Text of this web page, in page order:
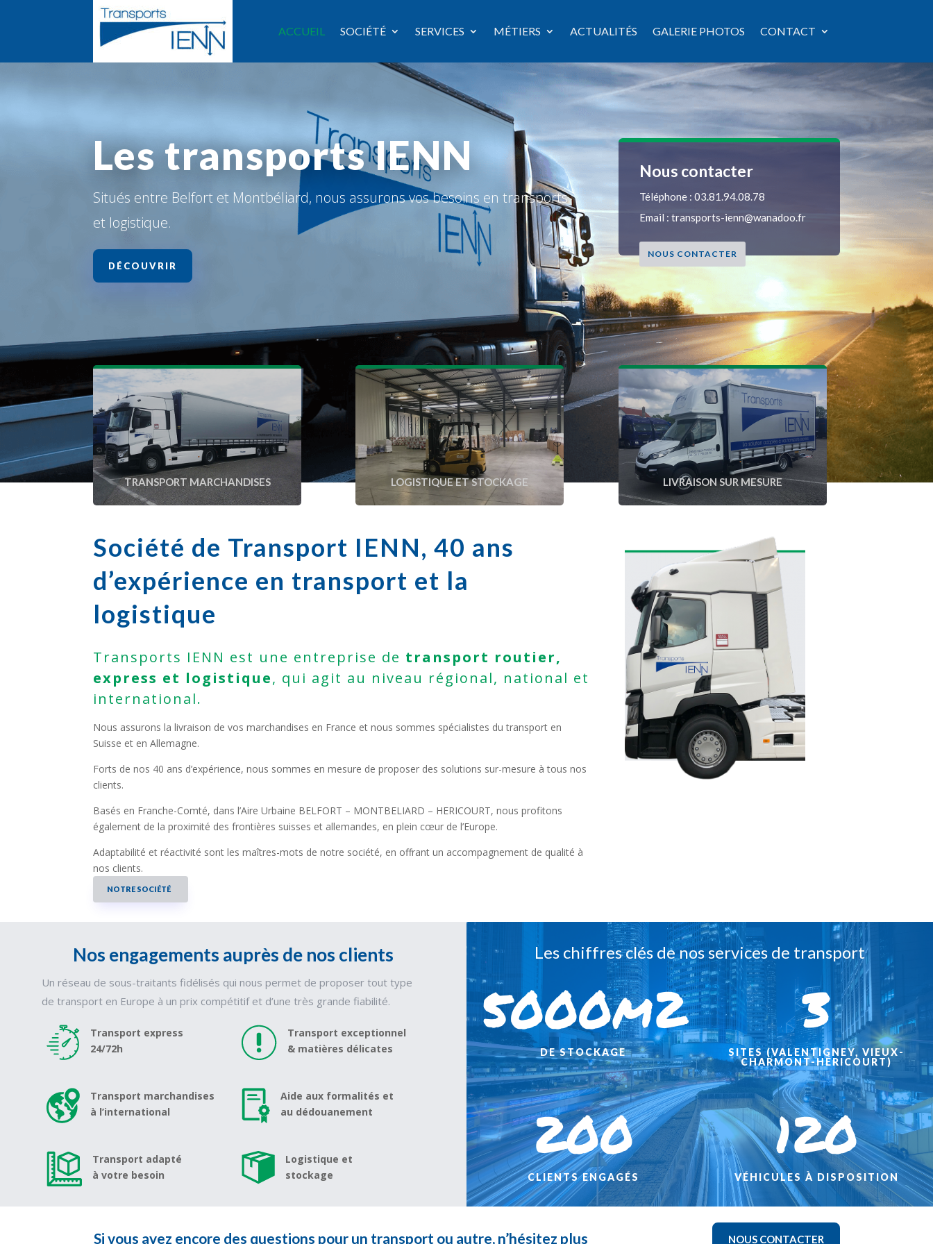
ACCUEIL SOCIÉTÉ SERVICES MÉTIERS ACTUALITÉS GALERIE PHOTOS CONTACT
Les transports IENN
Situés entre Belfort et Montbéliard, nous assurons vos besoins en transports
et logistique.
DÉCOUVRIR
Nous contacter
Téléphone : 03.81.94.08.78
Email : transports-ienn@wanadoo.fr
NOUS CONTACTER
TRANSPORT MARCHANDISES LOGISTIQUE ET STOCKAGE LIVRAISON SUR MESURE
Société de Transport IENN, 40 ans
d’expérience en transport et la
logistique
Transports IENN est une entreprise de transport routier,
express et logistique, qui agit au niveau régional, national et
international.
Nous assurons la livraison de vos marchandises en France et nous sommes spécialistes du transport en
Suisse et en Allemagne.
Forts de nos 40 ans d’expérience, nous sommes en mesure de proposer des solutions sur-mesure à tous nos
clients.
Basés en Franche-Comté, dans l’Aire Urbaine BELFORT – MONTBELIARD – HERICOURT, nous profitons
également de la proximité des frontières suisses et allemandes, en plein cœur de l’Europe.
Adaptabilité et réactivité sont les maîtres-mots de notre société, en offrant un accompagnement de qualité à
nos clients.
NOTRE SOCIÉTÉ
Nos engagements auprès de nos clients
Un réseau de sous-traitants fidélisés qui nous permet de proposer tout type
de transport en Europe à un prix compétitif et d’une très grande fiabilité.
Transport express
24/72h
Transport exceptionnel
& matières délicates
Transport marchandises
à l’international
Aide aux formalités et
au dédouanement
Transport adapté
à votre besoin
Logistique et
stockage
Les chiffres clés de nos services de transport
5000m2
DE STOCKAGE
3
SITES (VALENTIGNEY, VIEUX-
CHARMONT-HÉRICOURT)
200
CLIENTS ENGAGÉS
120
VÉHICULES À DISPOSITION
Si vous avez encore des questions pour un transport ou autre, n’hésitez plus NOUS CONTACTER